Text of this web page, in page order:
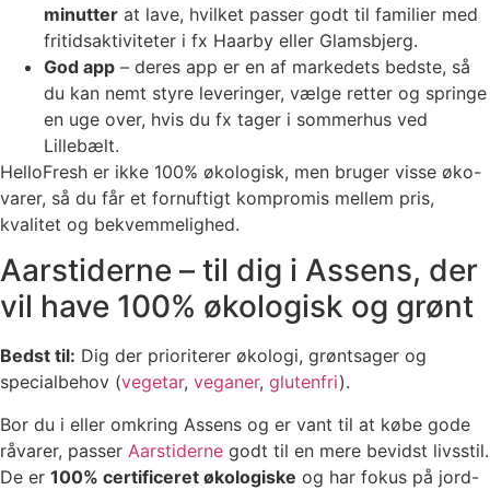
minutter at lave, hvilket passer godt til familier med
fritidsaktiviteter i fx Haarby eller Glamsbjerg.
God app – deres app er en af markedets bedste, så
du kan nemt styre leveringer, vælge retter og springe
en uge over, hvis du fx tager i sommerhus ved
Lillebælt.
HelloFresh er ikke 100% økologisk, men bruger visse øko-
varer, så du får et fornuftigt kompromis mellem pris,
kvalitet og bekvemmelighed.
Aarstiderne – til dig i Assens, der
vil have 100% økologisk og grønt
Bedst til: Dig der prioriterer økologi, grøntsager og
specialbehov (vegetar, veganer, glutenfri).
Bor du i eller omkring Assens og er vant til at købe gode
råvarer, passer Aarstiderne godt til en mere bevidst livsstil.
De er 100% certificeret økologiske og har fokus på jord-